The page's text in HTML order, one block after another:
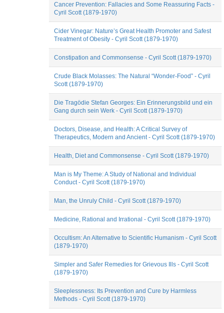
Cancer Prevention: Fallacies and Some Reassuring Facts -
Cyril Scott (1879-1970)
Cider Vinegar: Nature’s Great Health Promoter and Safest
Treatment of Obesity - Cyril Scott (1879-1970)
Constipation and Commonsense - Cyril Scott (1879-1970)
Crude Black Molasses: The Natural “Wonder-Food” - Cyril
Scott (1879-1970)
Die Tragödie Stefan Georges: Ein Erinnerungsbild und ein
Gang durch sein Werk - Cyril Scott (1879-1970)
Doctors, Disease, and Health: A Critical Survey of
Therapeutics, Modern and Ancient - Cyril Scott (1879-1970)
Health, Diet and Commonsense - Cyril Scott (1879-1970)
Man is My Theme: A Study of National and Individual
Conduct - Cyril Scott (1879-1970)
Man, the Unruly Child - Cyril Scott (1879-1970)
Medicine, Rational and Irrational - Cyril Scott (1879-1970)
Occultism: An Alternative to Scientific Humanism - Cyril Scott
(1879-1970)
Simpler and Safer Remedies for Grievous Ills - Cyril Scott
(1879-1970)
Sleeplessness: Its Prevention and Cure by Harmless
Methods - Cyril Scott (1879-1970)